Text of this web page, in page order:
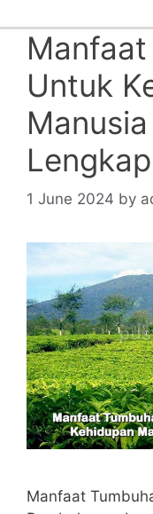
Untuk
Lengkap
1 June 2024 by
Manfaat